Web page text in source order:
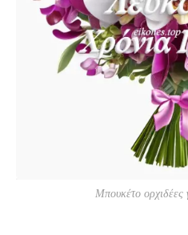
Μπουκέτο ορχιδέες